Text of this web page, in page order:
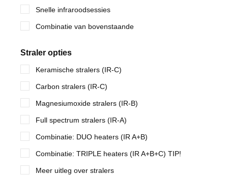
Snelle infraroodsessies
Combinatie van bovenstaande
Straler opties
Keramische stralers (IR-C)
Carbon stralers (IR-C)
Magnesiumoxide stralers (IR-B)
Full spectrum stralers (IR-A)
Combinatie: DUO heaters (IR A+B)
Combinatie: TRIPLE heaters (IR A+B+C) TIP!
Meer uitleg over stralers